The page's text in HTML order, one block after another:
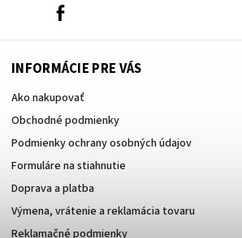
0908666236
INFORMÁCIE PRE VÁS
Ako nakupovať
Obchodné podmienky
Podmienky ochrany osobných údajov
Formuláre na stiahnutie
Doprava a platba
Výmena, vrátenie a reklamácia tovaru
Reklamačné podmienky